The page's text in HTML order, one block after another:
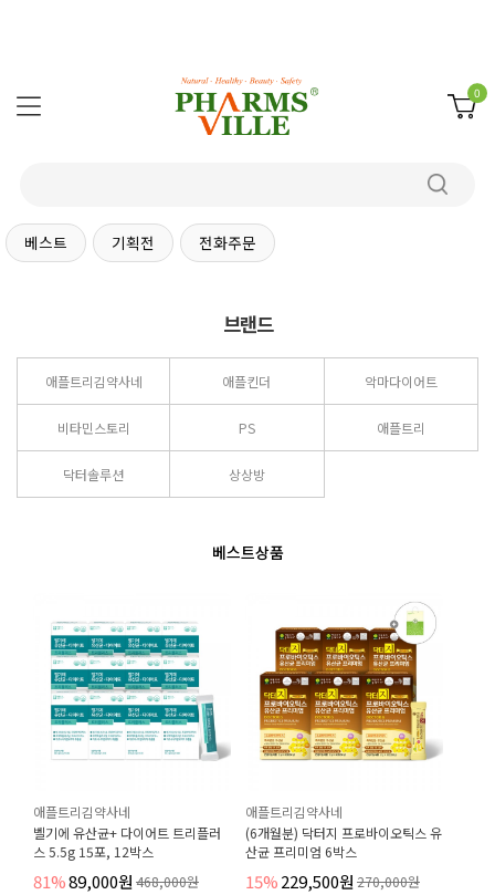
0
베스트 기획전 전화주문
브랜드
애플트리김약사네 애플킨더 악마다이어트
비타민스토리 PS 애플트리
닥터솔루션 상상방
베스트상품
애플트리김약사네
벨기에 유산균+ 다이어트 트리플러
스 5.5g 15포, 12박스
81%89,000원 468,000원
애플트리김약사네
(6개월분) 닥터지 프로바이오틱스 유
산균 프리미엄 6박스
15%229,500원 270,000원